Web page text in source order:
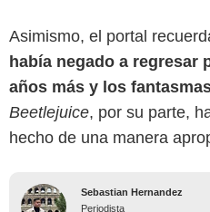
Asimismo, el portal
había negado a regresar
años más y los
Beetlejuice, por su parte,
hecho de una manera
Sebastian Hernandez
Periodista